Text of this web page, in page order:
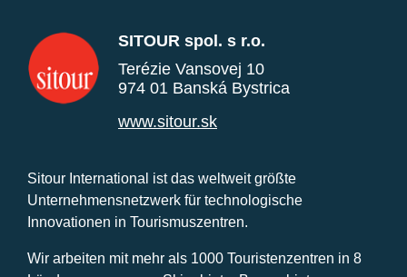
SITOUR spol. s r.o.
Terézie Vansovej 10
974 01 Banská Bystrica
www.sitour.sk
Sitour International ist das weltweit größte
Unternehmensnetzwerk für technologische
Innovationen in Tourismuszentren.
Wir arbeiten mit mehr als 1000 Touristenzentren in 8